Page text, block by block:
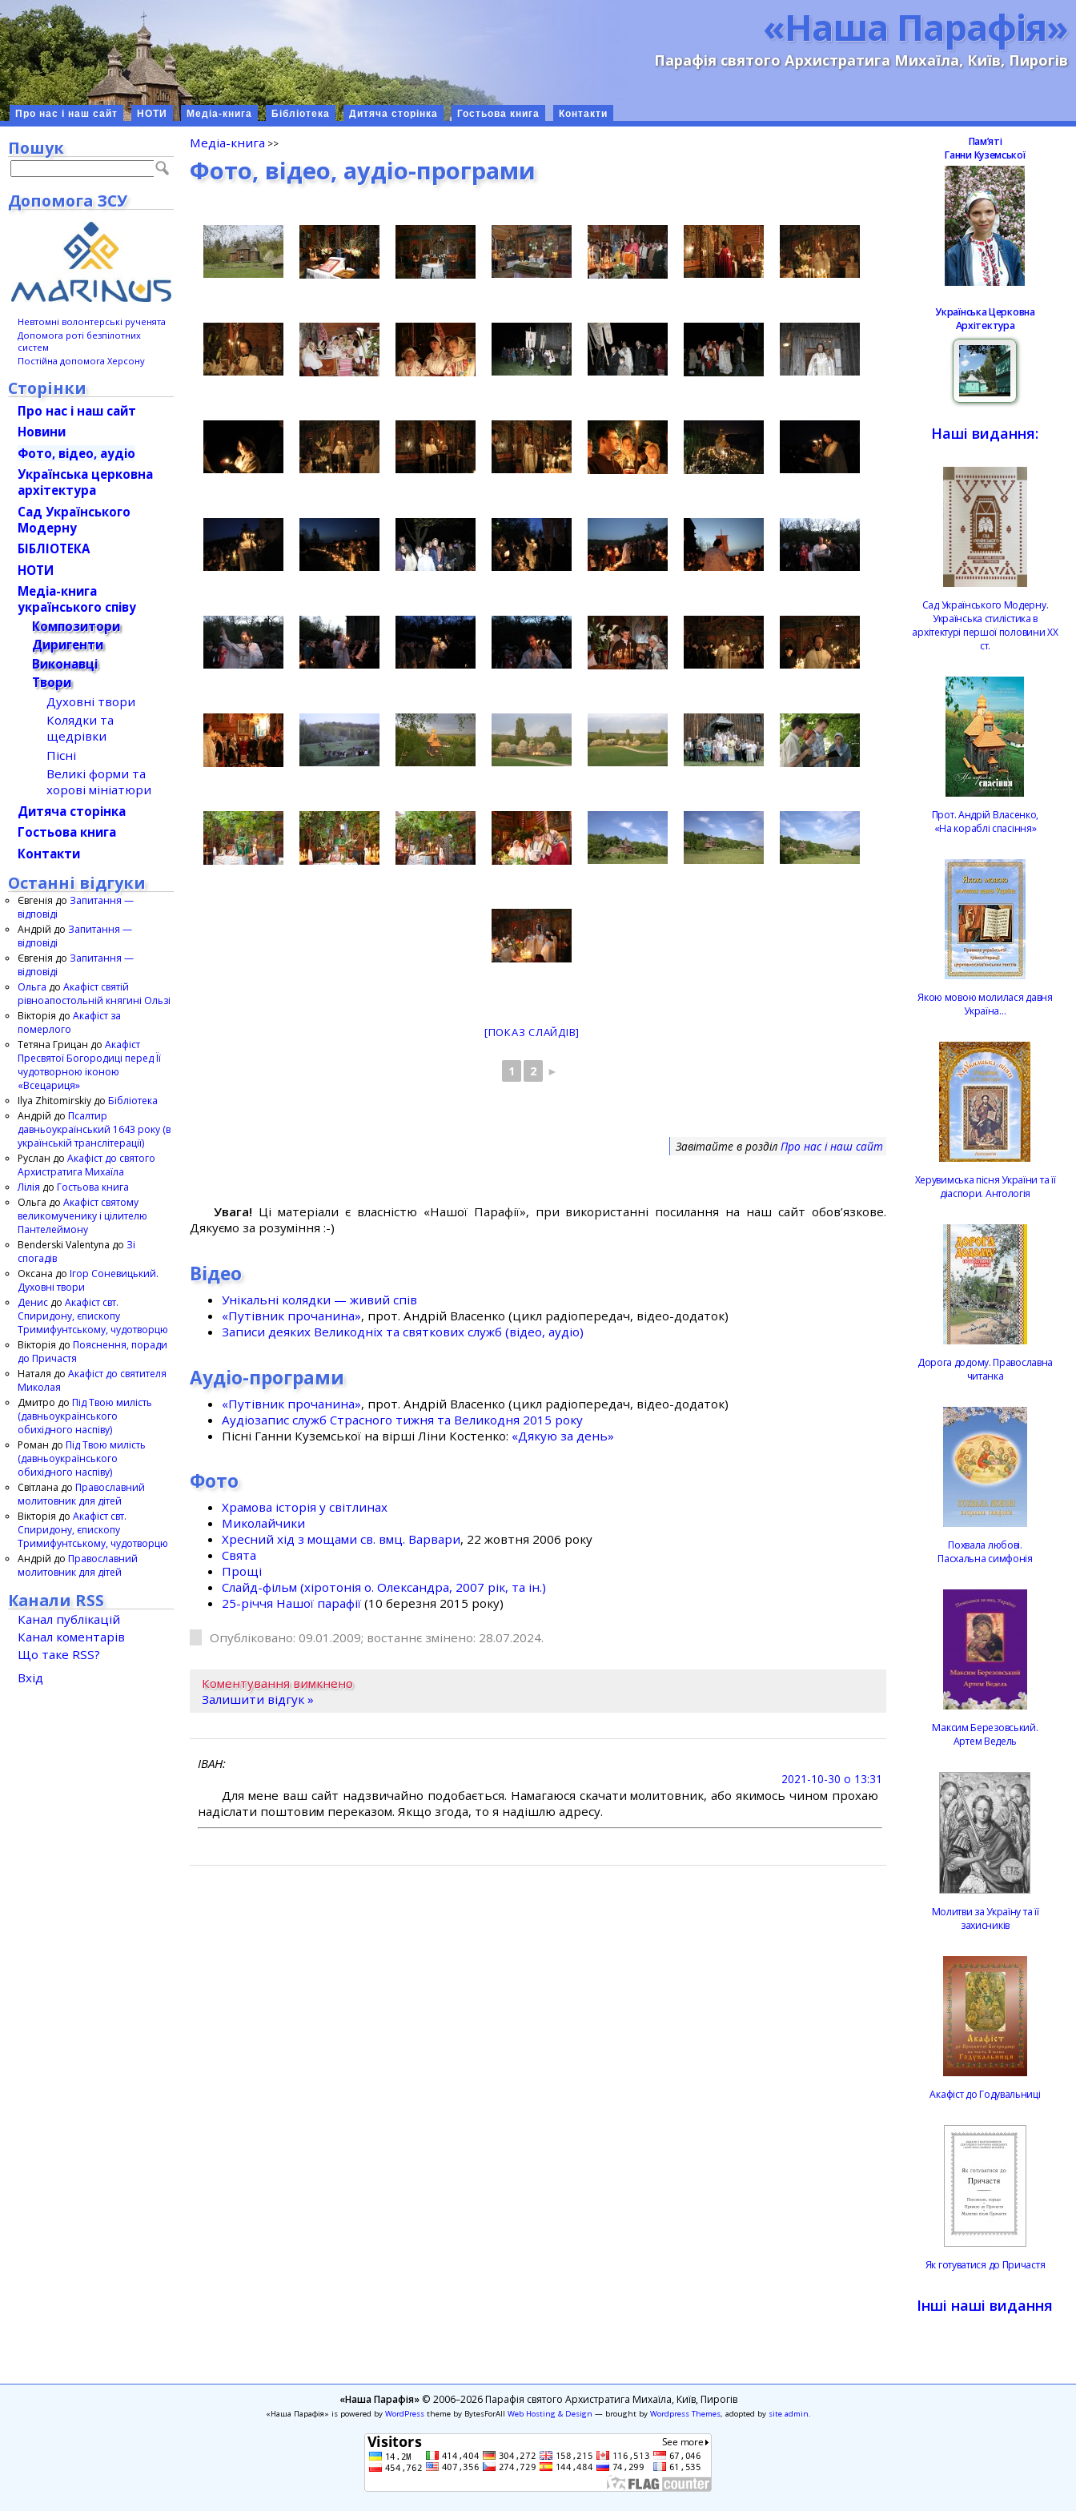
«Наша Парафія»
Парафія святого Архистратига Михаїла, Київ, Пирогів
Про нас і наш сайт НОТИ Медіа-книга Бібліотека Дитяча сторінка Гостьова книга Контакти
Медіа-книга
Фото, відео, аудіо-програми
[ПОКАЗ СЛАЙДІВ]
1 2 ►
Завітайте в розділ Про нас і наш сайт
Увага! Ці матеріали є власністю «Нашої Парафії», при використанні посилання на наш сайт обов’язкове.
Дякуємо за розуміння :-)
Відео
Унікальні колядки — живий спів
«Путівник прочанина», прот. Андрій Власенко (цикл радіопередач, відео-додаток)
Записи деяких Великодніх та святкових служб (відео, аудіо)
Аудіо-програми
«Путівник прочанина», прот. Андрій Власенко (цикл радіопередач, відео-додаток)
Аудіозапис служб Страсного тижня та Великодня 2015 року
Пісні Ганни Куземської на вірші Ліни Костенко: «Дякую за день»
Фото
Храмова історія у світлинах
Миколайчики
Хресний хід з мощами св. вмц. Варвари, 22 жовтня 2006 року
Свята
Прощі
Слайд-фільм (хіротонія о. Олександра, 2007 рік, та ін.)
25-рiччя Нашої парафiї (10 березня 2015 року)
Опубліковано: 09.01.2009; востаннє змінено: 28.07.2024.
Коментування вимкнено
Залишити відгук »
ІВАН
2021-10-30 о 13:31
Для мене ваш сайт надзвичайно подобається. Намагаюся скачати молитовник, або якимось чином прохаю
надіслати поштовим переказом. Якщо згода, то я надішлю адресу.
Пошук
Допомога ЗСУ
Невтомні волонтерські рученята
Допомога роті безпілотних
систем
Постійна допомога Херсону
Сторінки
Про нас і наш сайт
Новини
Фото, відео, аудіо
Українська церковна
архітектура
Сад Українського
Модерну
БІБЛІОТЕКА
НОТИ
Медіа-книга
українського співу
Композитори
Диригенти
Виконавці
Твори
Духовні твори
Колядки та
щедрівки
Пісні
Великі форми та
хорові мініатюри
Дитяча сторінка
Гостьова книга
Контакти
Останні відгуки
Євгенія до Запитання —
відповіді
Андрій до Запитання —
відповіді
Євгенія до Запитання —
відповіді
Ольга до Акафіст святій
рівноапостольній княгині Ользі
Вікторія до Акафіст за
померлого
Тетяна Грицан до Акафіст
Пресвятої Богородиці перед Її
чудотворною іконою
«Всецариця»
Ilya Zhitomirskiy до Бібліотека
Андрій до Псалтир
давньоукраїнський 1643 року (в
українській транслітерації)
Руслан до Акафіст до святого
Архистратига Михаїла
Лілія до Гостьова книга
Ольга до Акафіст святому
великомученику і цілителю
Пантелеймону
Benderski Valentyna до Зі
спогадів
Оксана до Ігор Соневицький.
Духовні твори
Денис до Акафіст свт.
Спиридону, єпископу
Тримифунтському, чудотворцю
Вікторія до Пояснення, поради
до Причастя
Наталя до Акафіст до святителя
Миколая
Дмитро до Під Твою милість
(давньоукраїнського
обихідного наспіву)
Роман до Під Твою милість
(давньоукраїнського
обихідного наспіву)
Світлана до Православний
молитовник для дітей
Вікторія до Акафіст свт.
Спиридону, єпископу
Тримифунтському, чудотворцю
Андрій до Православний
молитовник для дітей
Канали RSS
Канал публікацій
Канал коментарів
Що таке RSS?
Вхід
Памʼяті
Ганни Куземської
Українська Церковна
Архітектура
Наші видання:
Сад Українського Модерну.
Українська стилістика в
архітектурі першої половини ХХ
ст.
Прот. Андрій Власенко,
«На кораблі спасіння»
Якою мовою молилася давня
Україна…
Херувимська пісня України та її
діаспори. Антологія
Дорога додому. Православна
читанка
Похвала любові.
Пасхальна симфонія
Максим Березовський.
Артем Ведель
Молитви за Україну та її
захисників
Акафіст до Годувальниці
Як готуватися до Причастя
Інші наші видання
«Наша Парафія»© 2006–2026 Парафія святого Архистратига Михаїла, Київ, Пирогів
«Наша Парафія» is powered by WordPresstheme by BytesForAll Web Hosting & Design — brought by Wordpress Themes, adopted by site admin.